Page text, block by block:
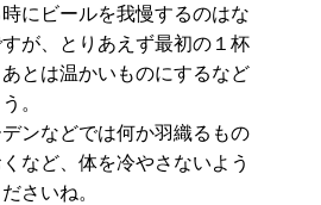
にビールを我慢するのはな
が、とりあえず最初の１杯
とは温かいものにするなど
。
ンなどでは何か羽織るもの
など、体を冷やさないよう
さいね。